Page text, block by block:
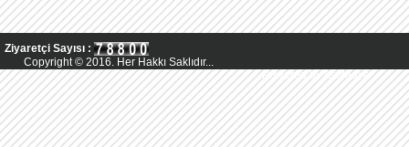
Ziyaretçi Sayısı :
Copyright © 2016. Her Hakkı Saklıdır...
Powered by AsMedya